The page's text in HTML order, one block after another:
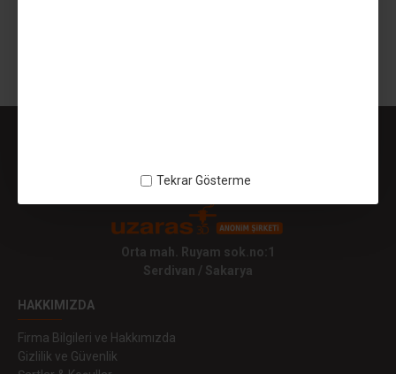
Tekrar Gösterme
Orta mah. Ruyam sok.no:1
Serdivan / Sakarya
HAKKIMIZDA
Firma Bilgileri ve Hakkımızda
Gizlilik ve Güvenlik